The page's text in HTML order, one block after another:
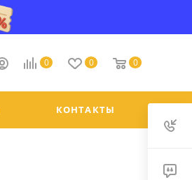
0 0 0
КОНТАКТЫ